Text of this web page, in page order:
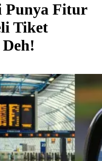
Punya Fitur
Tiket